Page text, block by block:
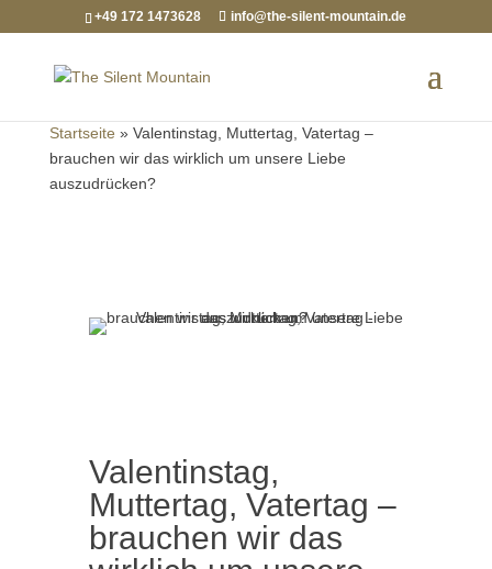
+49 172 1473628 info@the-silent-mountain.de
Startseite » Valentinstag, Muttertag, Vatertag –
brauchen wir das wirklich um unsere Liebe
auszudrücken?
Valentinstag,
Muttertag, Vatertag –
brauchen wir das